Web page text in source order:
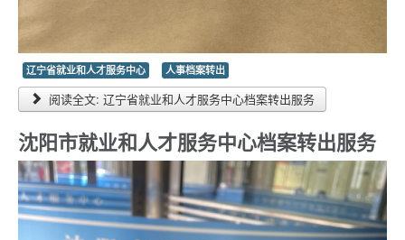
辽宁省就业和人才服务中心 人事档案转出
阅读全文: 辽宁省就业和人才服务中心档案转出服务
沈阳市就业和人才服务中心档案转出服务